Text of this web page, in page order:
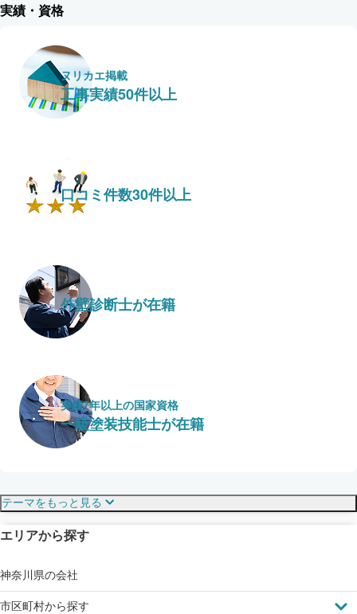
実績・資格
ヌリカエ掲載
工事実績50件以上
口コミ件数30件以上
外壁診断士が在籍
実績7年以上の国家資格
一級塗装技能士が在籍
見えにくい屋根も安心
ドローン診断
テーマをもっと見る
エリアから探す
神奈川県の会社
市区町村から探す